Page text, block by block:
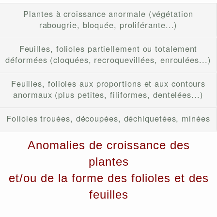
Plantes à croissance anormale (végétation
rabougrie, bloquée, proliférante...)
Feuilles, folioles partiellement ou totalement
déformées (cloquées, recroquevillées, enroulées...)
Feuilles, folioles aux proportions et aux contours
anormaux (plus petites, filiformes, dentelées...)
Folioles trouées, découpées, déchiquetées, minées
Anomalies de croissance des
plantes
et/ou de la forme des folioles et des
feuilles